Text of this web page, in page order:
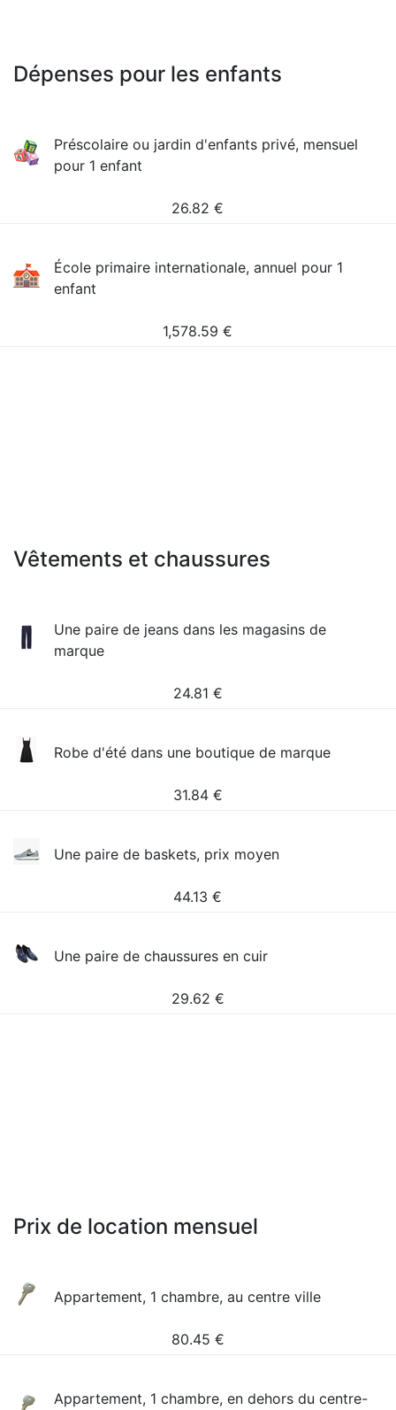
Dépenses pour les enfants
Préscolaire ou jardin d'enfants privé, mensuel
pour 1 enfant
26.82 €
École primaire internationale, annuel pour 1
enfant
1,578.59 €
Vêtements et chaussures
Une paire de jeans dans les magasins de
marque
24.81 €
Robe d'été dans une boutique de marque
31.84 €
Une paire de baskets, prix moyen
44.13 €
Une paire de chaussures en cuir
29.62 €
Prix de location mensuel
Appartement, 1 chambre, au centre ville
80.45 €
Appartement, 1 chambre, en dehors du centre-